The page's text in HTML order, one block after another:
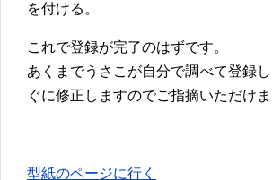
を付ける。
これで登録が完了のはずです。
あくまでうさこが自分で調べて登録
ぐに修正しますのでご指摘いただけま
型紙のページに行く